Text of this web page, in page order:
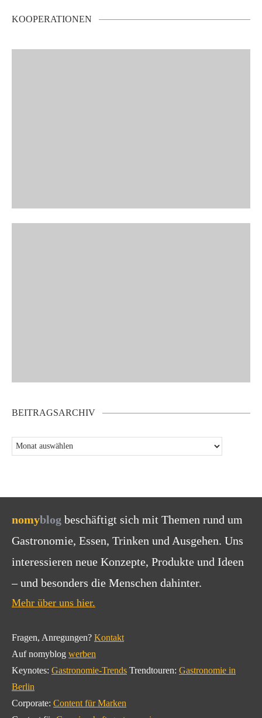
KOOPERATIONEN
BEITRAGSARCHIV
nomyblog beschäftigt sich mit Themen rund um
Gastronomie, Essen, Trinken und Ausgehen. Uns
interessieren neue Konzepte, Produkte und Ideen
– und besonders die Menschen dahinter.
Mehr über uns hier.
Fragen, Anregungen? Kontakt
Auf nomyblog werben
Keynotes: Gastronomie-Trends Trendtouren: Gastronomie in
Berlin
Corporate: Content für Marken